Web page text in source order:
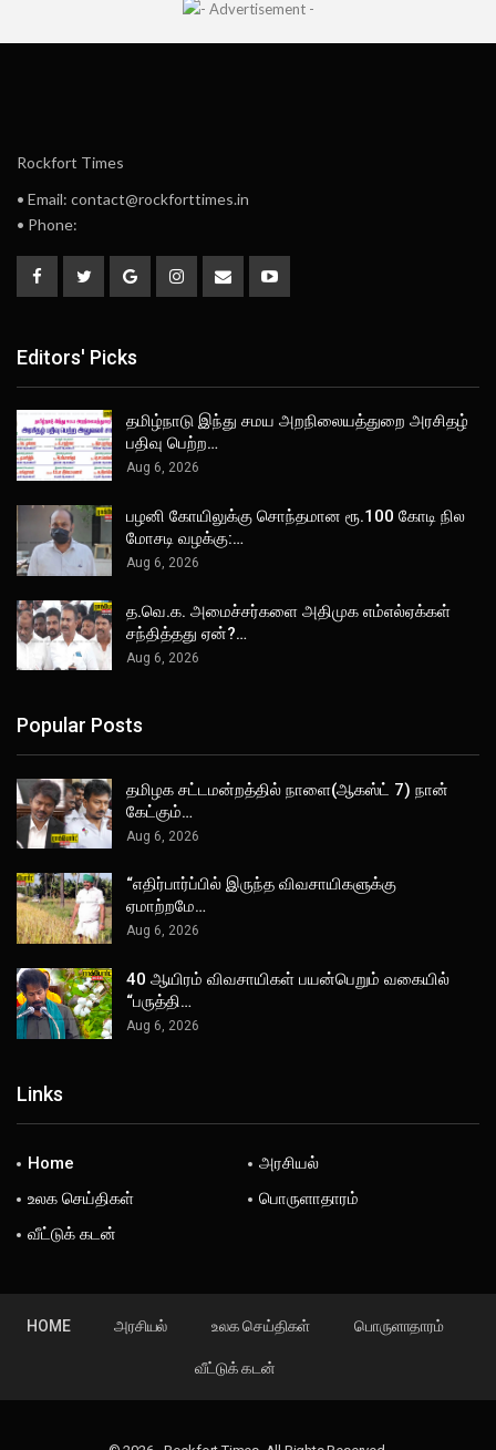
Rockfort Times
• Email: contact@rockforttimes.in
• Phone:
Editors' Picks
தமிழ்நாடு இந்து சமய அறநிலையத்துறை அரசிதழ்
பதிவு பெற்ற…
Aug 6, 2026
பழனி கோயிலுக்கு சொந்தமான ரூ.100 கோடி நில
மோசடி வழக்கு:…
Aug 6, 2026
த.வெ.க. அமைச்சர்களை அதிமுக எம்எல்ஏக்கள்
சந்தித்தது ஏன்?…
Aug 6, 2026
Popular Posts
தமிழக சட்டமன்றத்தில் நாளை(ஆகஸ்ட் 7) நான்
கேட்கும்…
Aug 6, 2026
“எதிர்பார்ப்பில் இருந்த விவசாயிகளுக்கு
ஏமாற்றமே…
Aug 6, 2026
40 ஆயிரம் விவசாயிகள் பயன்பெறும் வகையில்
“பருத்தி…
Aug 6, 2026
Links
Home
அரசியல்
உலக செய்திகள்
பொருளாதாரம்
வீட்டுக் கடன்
HOME அரசியல் உலக செய்திகள் பொருளாதாரம்
வீட்டுக் கடன்